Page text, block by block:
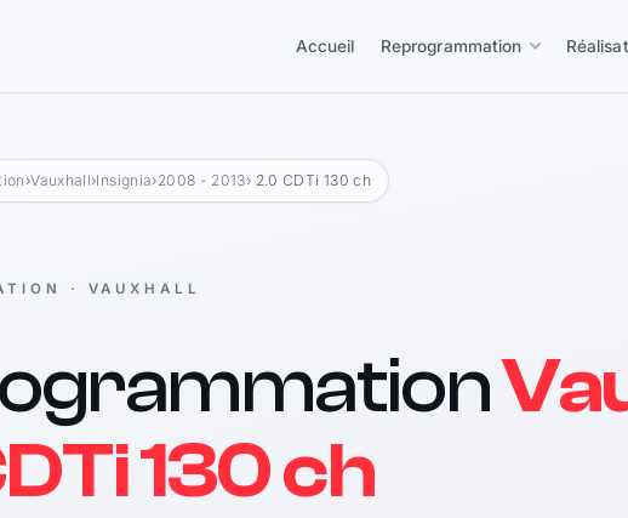
Accueil Reprogrammation
›Vauxhall›Insignia›2008 - 2013› 2.0 CDTi 130 ch
· VAUXHALL
130 ch